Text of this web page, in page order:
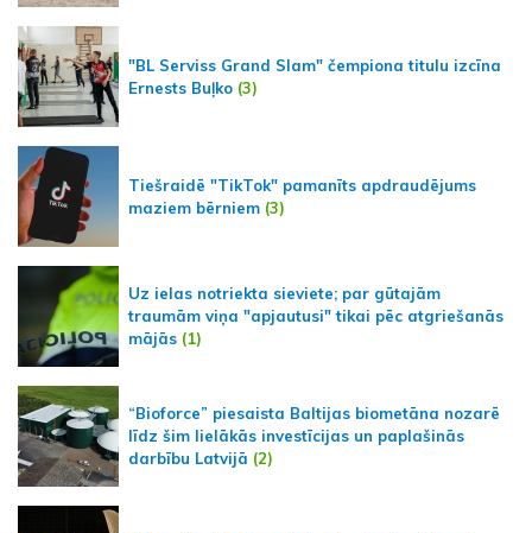
"BL Serviss Grand Slam" čempiona titulu izcīna
Ernests Buļko (3)
Tiešraidē "TikTok" pamanīts apdraudējums
maziem bērniem (3)
Uz ielas notriekta sieviete; par gūtajām
traumām viņa "apjautusi" tikai pēc atgriešanās
mājās (1)
“Bioforce” piesaista Baltijas biometāna nozarē
līdz šim lielākās investīcijas un paplašinās
darbību Latvijā (2)